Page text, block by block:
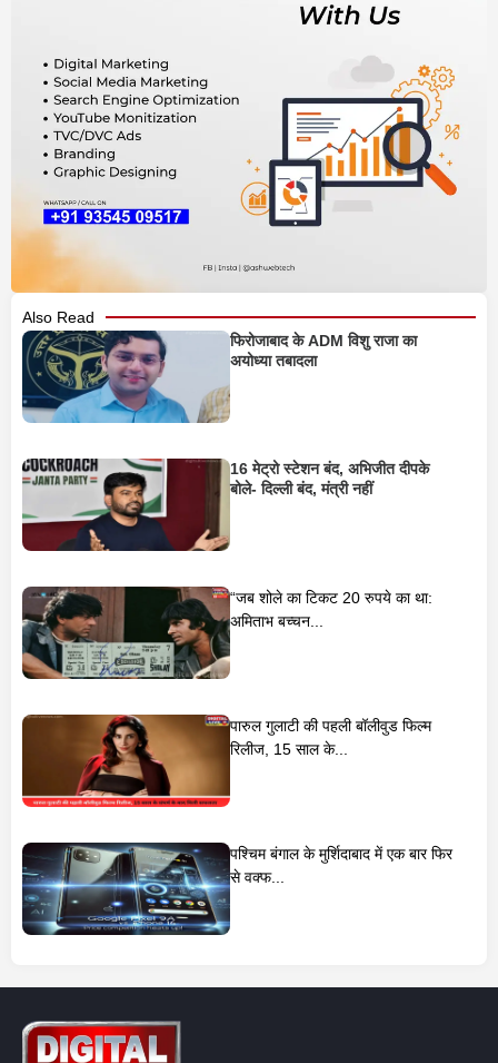
Also Read
फिरोजाबाद के ADM विशु राजा का
अयोध्या तबादला
16 मेट्रो स्टेशन बंद, अभिजीत दीपके
बोले- दिल्ली बंद, मंत्री नहीं
“जब शोले का टिकट 20 रुपये का था:
अमिताभ बच्चन...
पारुल गुलाटी की पहली बॉलीवुड फिल्म
रिलीज, 15 साल के...
पश्चिम बंगाल के मुर्शिदाबाद में एक बार फिर
से वक्फ...